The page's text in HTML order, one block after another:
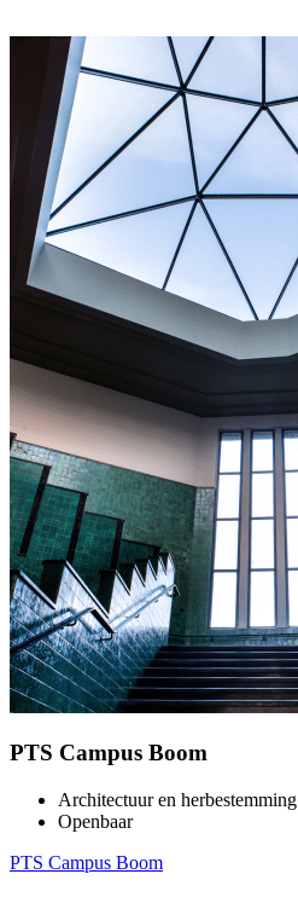
PTS Campus Boom
Architectuur en herbestemming
Openbaar
PTS Campus Boom